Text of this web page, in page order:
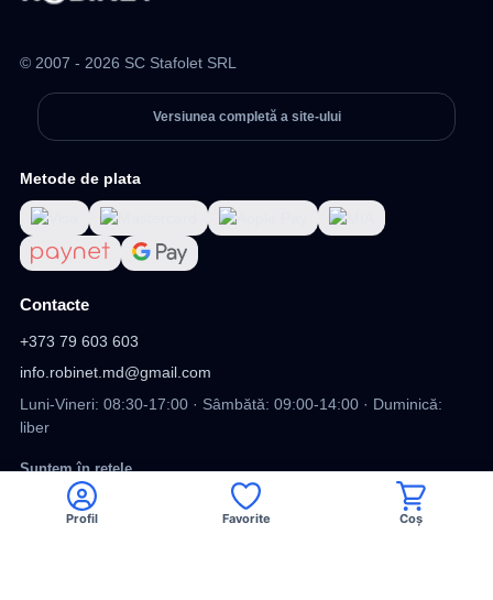
© 2007 - 2026 SC Stafolet SRL
Versiunea completă a site-ului
Metode de plata
Contacte
+373 79 603 603
info.robinet.md@gmail.com
Luni-Vineri: 08:30-17:00 · Sâmbătă: 09:00-14:00 · Duminică:
liber
Suntem în rețele
Facebook
Profil Favorite Coș